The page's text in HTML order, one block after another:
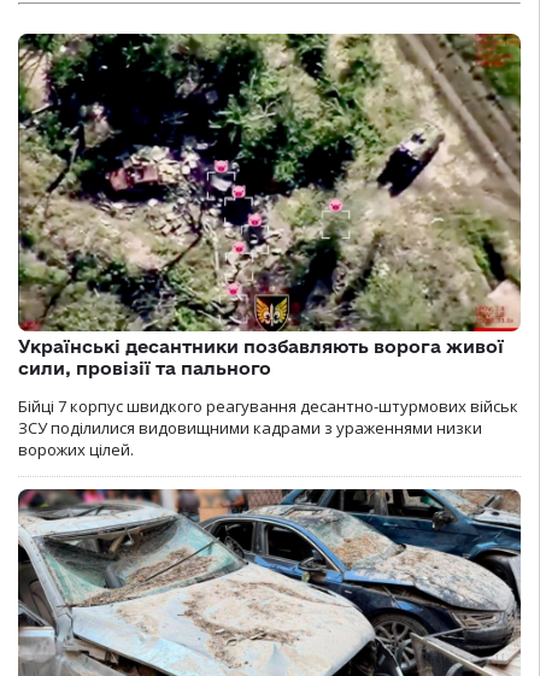
Українські десантники позбавляють ворога живої
сили, провізії та пального
Бійці 7 корпус швидкого реагування десантно-штурмових військ
ЗСУ поділилися видовищними кадрами з ураженнями низки
ворожих цілей.